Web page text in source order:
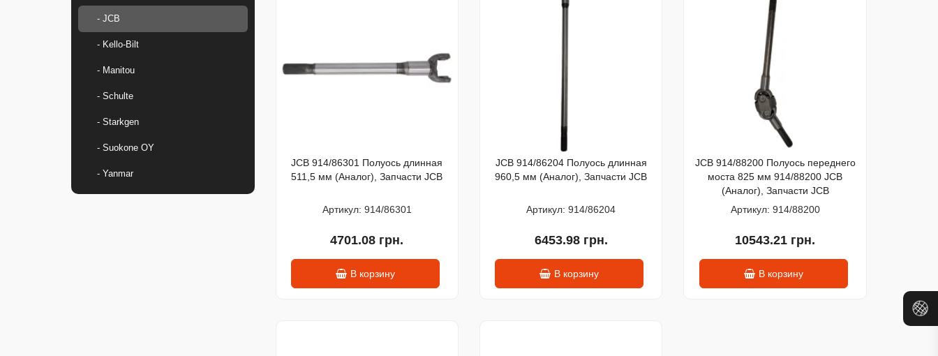
- JCB
- Kello-Bilt
- Manitou
- Schulte
- Starkgen
- Suokone OY
- Yanmar
JCB 914/86301 Полуось длинная
511,5 мм (Аналог), Запчасти JCB
Артикул: 914/86301
4701.08 грн.
В корзину
JCB 914/86204 Полуось длинная
960,5 мм (Аналог), Запчасти JCB
Артикул: 914/86204
6453.98 грн.
В корзину
JCB 914/88200 Полуось переднего
моста 825 мм 914/88200 JCB
(Аналог), Запчасти JCB
Артикул: 914/88200
10543.21 грн.
В корзину